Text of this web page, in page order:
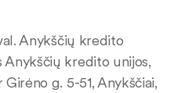
Anykščių kredito
Anykščių kredito unijos,
g. 5-51, Anykščiai,